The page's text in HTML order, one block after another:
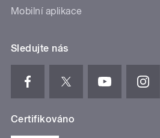
Mobilní aplikace
Sledujte nás
Certifikováno